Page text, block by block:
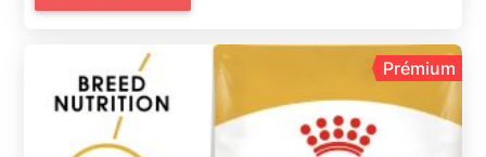
Prémium